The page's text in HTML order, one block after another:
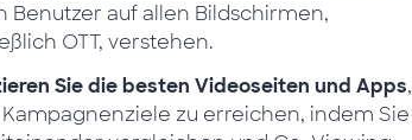
Benutzer auf allen Bildschirmen,
OTT, verstehen.
Sie die besten Videoseiten und Apps,
zu erreichen, indem Sie